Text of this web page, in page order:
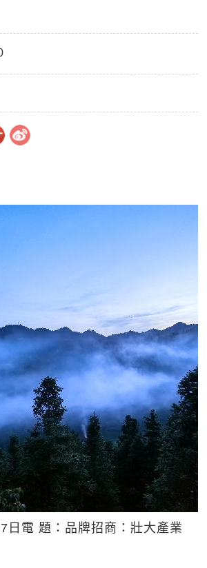
日電 題：品牌招商：壯大產業